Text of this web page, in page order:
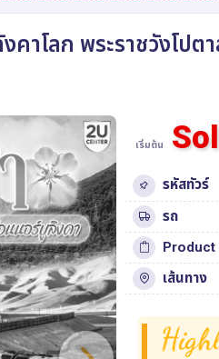
าโลก พระราชวังโป
เริ่มต้น
รหัสทัวร์
รถ
Product
เส้นทาง